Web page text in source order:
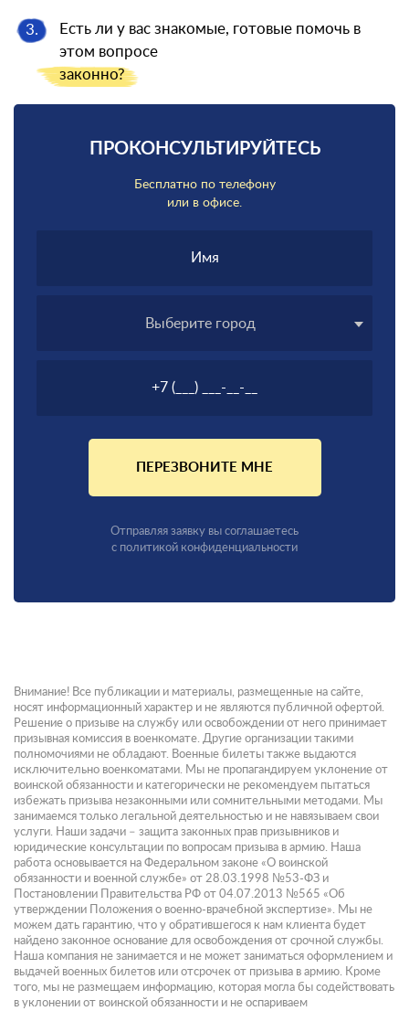
3.
Есть ли у вас знакомые, готовые помочь в
этом вопросе
законно?
ПРОКОНСУЛЬТИРУЙТЕСЬ
Бесплатно по телефону
или в офисе.
Выберите город
ПЕРЕЗВОНИТЕ МНЕ
Отправляя заявку вы соглашаетесь
с политикой конфиденциальности
Внимание! Все публикации и материалы, размещенные на сайте,
носят информационный характер и не являются публичной офертой.
Решение о призыве на службу или освобождении от него принимает
призывная комиссия в военкомате. Другие организации такими
полномочиями не обладают. Военные билеты также выдаются
исключительно военкоматами. Мы не пропагандируем уклонение от
воинской обязанности и категорически не рекомендуем пытаться
избежать призыва незаконными или сомнительными методами. Мы
занимаемся только легальной деятельностью и не навязываем свои
услуги. Наши задачи – защита законных прав призывников и
юридические консультации по вопросам призыва в армию. Наша
работа основывается на Федеральном законе «О воинской
обязанности и военной службе» от 28.03.1998 №53-ФЗ и
Постановлении Правительства РФ от 04.07.2013 №565 «Об
утверждении Положения о военно-врачебной экспертизе». Мы не
можем дать гарантию, что у обратившегося к нам клиента будет
найдено законное основание для освобождения от срочной службы.
Наша компания не занимается и не может заниматься оформлением и
выдачей военных билетов или отсрочек от призыва в армию. Кроме
того, мы не размещаем информацию, которая могла бы содействовать
в уклонении от воинской обязанности и не оспариваем